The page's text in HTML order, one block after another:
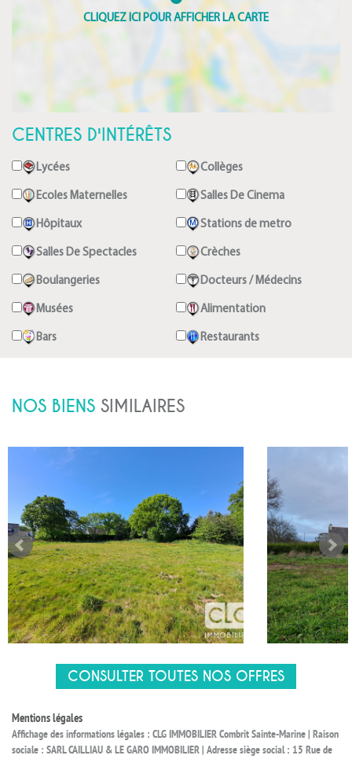
CENTRES D'INTÉRÊTS
Lycées Collèges
Ecoles Maternelles Salles De Cinema
Hôpitaux Stations de metro
Salles De Spectacles Crèches
Boulangeries Docteurs / Médecins
Musées Alimentation
Bars Restaurants
NOS BIENS SIMILAIRES
CONSULTER TOUTES NOS OFFRES
Mentions légales
Affichage des informations légales : CLG IMMOBILIER Combrit Sainte-Marine | Raison
sociale : SARL CAILLIAU & LE GARO IMMOBILIER | Adresse siège social : 15 Rue de